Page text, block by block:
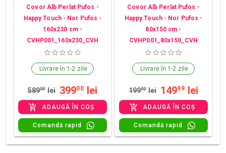
Covor Alb Perlat Pufos -
Happy Touch - Nor Pufos -
160x230 cm -
CVHP001_160x230_CVH
Livrare în 1-2 zile
58900 lei 39900 lei
ADAUGĂ ÎN COȘ
Comandă rapid
Covor Alb Perlat Pufos -
Happy Touch - Nor Pufos -
80x150 cm -
CVHP001_80x150_CVH
Livrare în 1-2 zile
19900 lei 14999 lei
ADAUGĂ ÎN COȘ
Comandă rapid